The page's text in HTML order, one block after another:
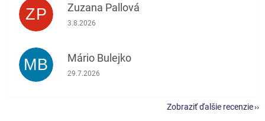
ZP Zuzana Pallová
Hodnotenie obchodu je 5 z 5 hviezdičiek.
3.8.2026
MB Mário Bulejko
Hodnotenie obchodu je 5 z 5 hviezdičiek.
29.7.2026
Zobraziť ďalšie recenzie